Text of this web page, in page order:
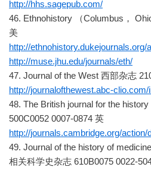
http://hhs.sagepub.com/
46. Ethnohistory （Columbus，
美
http://ethnohistory.dukejournals.org/
http://muse.jhu.edu/journals/eth/
47. Journal of the West 西部杂志
http://journalofthewest.abc-
48. The British journal for the
500C0052 0007-0874 英
http://journals.cambridge.org/
49. Journal of the history of
相关科学史杂志 610B0075 0022-